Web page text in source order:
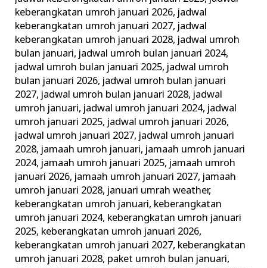
keberangkatan umroh januari 2026, jadwal
keberangkatan umroh januari 2027, jadwal
keberangkatan umroh januari 2028, jadwal umroh
bulan januari, jadwal umroh bulan januari 2024,
jadwal umroh bulan januari 2025, jadwal umroh
bulan januari 2026, jadwal umroh bulan januari
2027, jadwal umroh bulan januari 2028, jadwal
umroh januari, jadwal umroh januari 2024, jadwal
umroh januari 2025, jadwal umroh januari 2026,
jadwal umroh januari 2027, jadwal umroh januari
2028, jamaah umroh januari, jamaah umroh januari
2024, jamaah umroh januari 2025, jamaah umroh
januari 2026, jamaah umroh januari 2027, jamaah
umroh januari 2028, januari umrah weather,
keberangkatan umroh januari, keberangkatan
umroh januari 2024, keberangkatan umroh januari
2025, keberangkatan umroh januari 2026,
keberangkatan umroh januari 2027, keberangkatan
umroh januari 2028, paket umroh bulan januari,